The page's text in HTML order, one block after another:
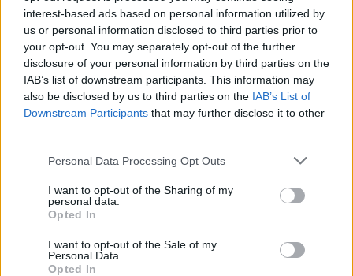
interest-based ads based on personal information utilized by
us or personal information disclosed to third parties prior to
your opt-out. You may separately opt-out of the further
disclosure of your personal information by third parties on the
IAB’s list of downstream participants. This information may
also be disclosed by us to third parties on the IAB’s List of
Downstream Participants that may further disclose it to other
Please note that this website/app uses one or more Google
not limited to your visit or usage behaviour. You may click to
grant or deny consent to Google and its third-party tags to
use your data for below specified purposes in below Google
consent section.
Personal Data Processing Opt Outs
I want to opt-out of the Sharing of my
personal data.
Opted In
I want to opt-out of the Sale of my
Personal Data.
Opted In
videót láttunk a DVTK szurkolóiról, valamint szintén
fontos tényező volt, hogy mindkét csapat színe
piros-fehér - indokolta a választástErez Naaman
Hapoel Tel Aviv ügyvezetője.
Az ellenfelet június 17-én sorsolják, és az is akkor
derül ki, hogy az első mérkőzésen (2026. július 23.),
vagy a visszavágón (2026. július 30.) lépnek pályára
augusztusban lejátsszák a harmadik selejtező kört
és a play-offot is.
Pörögnek a hírek az átigazolási piacon, kövesd a
csakfoci.hu folyamatosan frissülő átigazolási
rovatát, ahol minden fontos információt azonnal